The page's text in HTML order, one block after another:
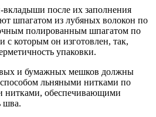
после их заполнения
шпагатом из лубяных волокон по
полированным шпагатом по
с которым он изготовлен, так,
упаковки.
и бумажных мешков должны
льняными нитками по
обеспечивающими
шва.